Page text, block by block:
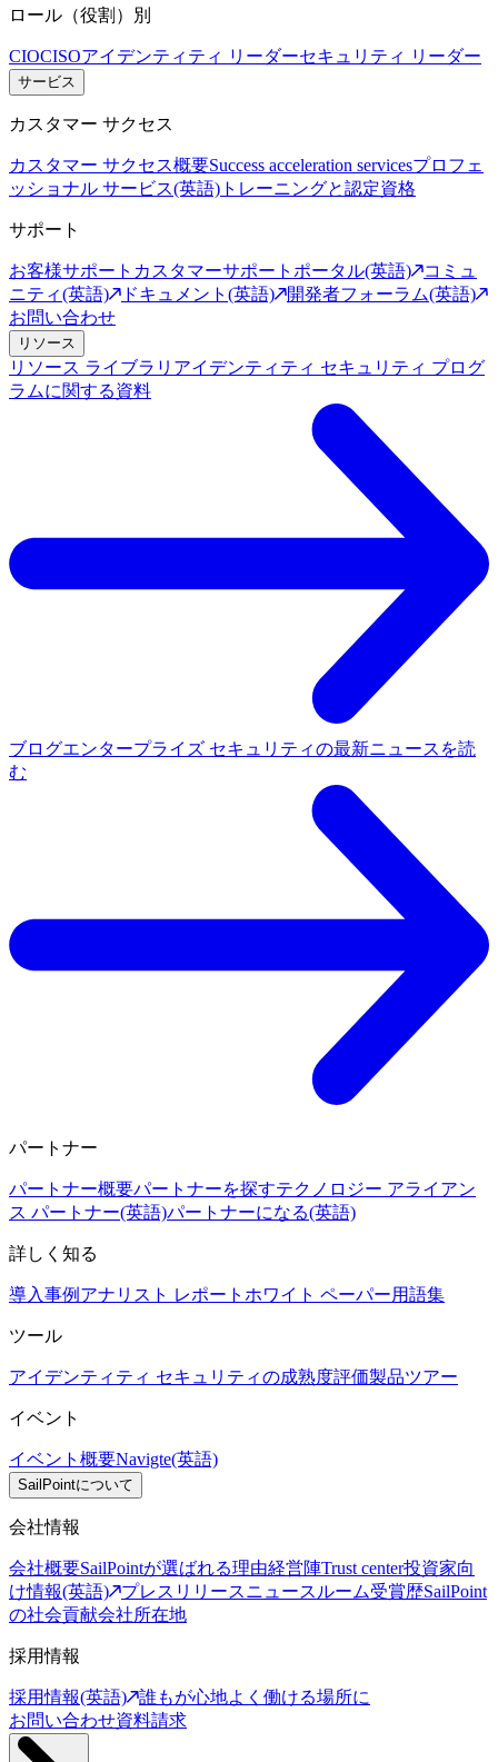
ロール（役割）別
CIOCISOアイデンティティ リーダーセキュリティ リーダー
サービス
カスタマー サクセス
カスタマー サクセス概要Success acceleration servicesプロフェ
ッショナル サービス(英語) トレーニングと認定資格
サポート
お客様サポート カスタマーサポートポータル(英語)
コミュ
ニティ(英語)
ドキュメント(英語)
開発者フォーラム(英語)
お問い合わせ
リソース
リソース ライブラリ アイデンティティ セキュリティ プログ
ラムに関する資料
ブログエンタープライズ セキュリティの最新ニュースを読
む
パートナー
パートナー概要パートナーを探すテクノロジー アライアン
ス パートナー(英語)パートナーになる(英語)
詳しく知る
導入事例 アナリスト レポート ホワイト ペーパー用語集
ツール
アイデンティティ セキュリティの成熟度評価製品ツアー
イベント
イベント概要Navigte(英語)
SailPointについて
会社情報
会社概要SailPointが選ばれる理由経営陣Trust center投資家向
け情報(英語)
プレスリリースニュースルーム受賞歴SailPoint
の社会貢献会社所在地
採用情報
採用情報(英語)
誰もが心地よく働ける場所に
お問い合わせ資料請求